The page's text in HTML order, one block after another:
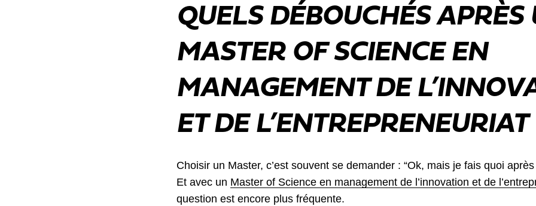
QUELS DÉBOUCHÉS APRÈS
MASTER OF SCIENCE EN
MANAGEMENT DE
ET DE L’ENTREPRENEURIAT
Choisir un Master, c’est souvent se demander : “Ok, mais je fais quoi
Et avec un Master of Science en management de l’innovation et de
question est encore plus fréquente.